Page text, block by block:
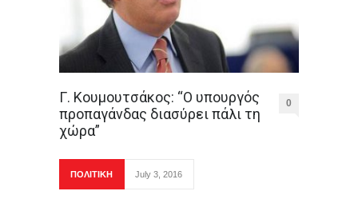
Γ. Κουμουτσάκος: “Ο υπουργός
προπαγάνδας διασύρει πάλι τη
χώρα”
0
ΠΟΛΙΤΙΚΗ July 3, 2016